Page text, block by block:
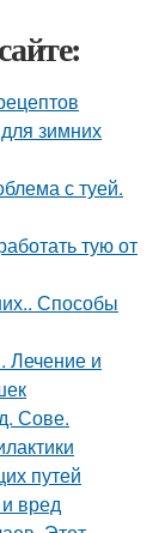
зимних
с туей.
тую от
Способы
и
Сове.
путей
вред